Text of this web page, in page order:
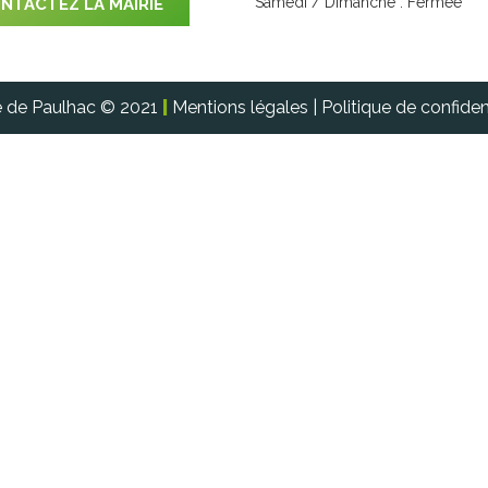
LA MAIRIE
de Paulhac © 2021 Mentions légales Politique de